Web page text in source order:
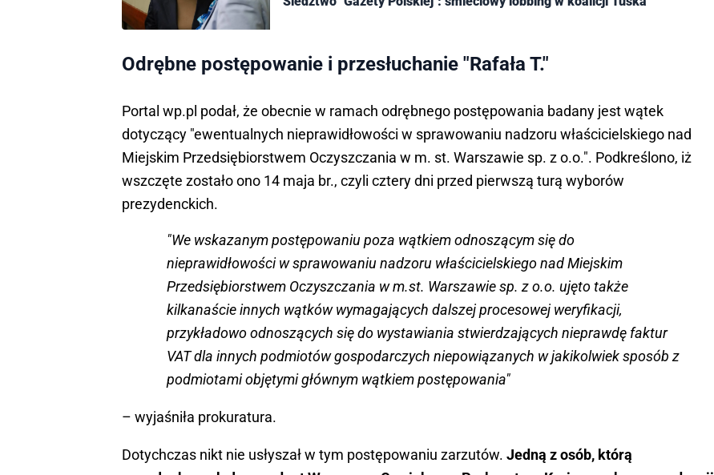
Odrębne postępowanie i przesłuchanie "Rafała T."
Portal wp.pl podał, że obecnie w ramach odrębnego postępowania badany jest wątek
dotyczący "ewentualnych nieprawidłowości w sprawowaniu nadzoru właścicielskiego nad
Miejskim Przedsiębiorstwem Oczyszczania w m. st. Warszawie sp. z o.o.". Podkreślono, iż
wszczęte zostało ono 14 maja br., czyli cztery dni przed pierwszą turą wyborów
prezydenckich.
"We wskazanym postępowaniu poza wątkiem odnoszącym się do
nieprawidłowości w sprawowaniu nadzoru właścicielskiego nad Miejskim
Przedsiębiorstwem Oczyszczania w m.st. Warszawie sp. z o.o. ujęto także
kilkanaście innych wątków wymagających dalszej procesowej weryfikacji,
przykładowo odnoszących się do wystawiania stwierdzających nieprawdę faktur
VAT dla innych podmiotów gospodarczych niepowiązanych w jakikolwiek sposób z
podmiotami objętymi głównym wątkiem postępowania"
– wyjaśniła prokuratura.
Dotychczas nikt nie usłyszał w tym postępowaniu zarzutów. Jedną z osób, którą